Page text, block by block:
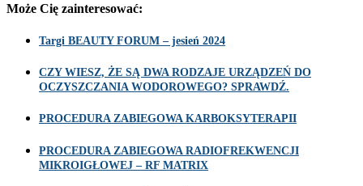
Może Cię zainteresować:
Targi BEAUTY FORUM – jesień 2024
CZY WIESZ, ŻE SĄ DWA RODZAJE URZĄDZEŃ DO
OCZYSZCZANIA WODOROWEGO? SPRAWDŹ.
PROCEDURA ZABIEGOWA KARBOKSYTERAPII
PROCEDURA ZABIEGOWA RADIOFREKWENCJI
MIKROIGŁOWEJ – RF MATRIX